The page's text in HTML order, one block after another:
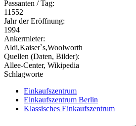
Passanten / Tag:
11552
Jahr der Eröffnung:
1994
Ankermieter:
Aldi,Kaiser`s,Woolworth
Quellen (Daten, Bilder):
Allee-Center, Wikipedia
Schlagworte
Einkaufszentrum
Einkaufszentrum Berlin
Klassisches Einkaufszentrum